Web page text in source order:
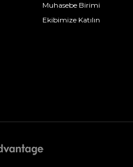
Muhasebe Birimi
Ekibimize Katılın